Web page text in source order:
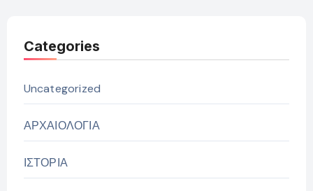
Categories
Uncategorized
ΑΡΧΑΙΟΛΟΓΙΑ
ΙΣΤΟΡΙΑ